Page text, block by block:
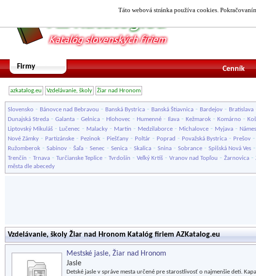
Táto webová stránka používa cookies.
Firmy Cenník
azkatalog.eu Vzdelávanie, školy Žiar nad Hronom
Slovensko - Bánovce nad Bebravou - Banská Bystrica - Banská Štiavnica - Bardejov - Bratislava
Dunajská Streda - Galanta - Gelnica - Hlohovec - Humenné - Ilava - Kežmarok - Komárno -
Liptovský Mikuláš - Lučenec - Malacky - Martin - Medzilaborce - Michalovce - Myjava -
Nové Zámky - Partizánske - Pezinok - Piešťany - Poltár - Poprad - Považská Bystrica - Prešov -
Ružomberok - Sabinov - Šaľa - Senec - Senica - Skalica - Snina - Sobrance - Spišská Nová Ves -
Trenčín - Trnava - Turčianske Teplice - Tvrdošín - Veľký Krtíš - Vranov nad Topľou - Žarnovica -
města dle abecedy
Vzdelávanie, školy Žiar nad Hronom Katalóg firiem AZKatalog.eu
Mestské jasle, Žiar nad Hronom
Jasle
Detské jasle v správe mesta určené pre starostlivosť o najmenšie deti.